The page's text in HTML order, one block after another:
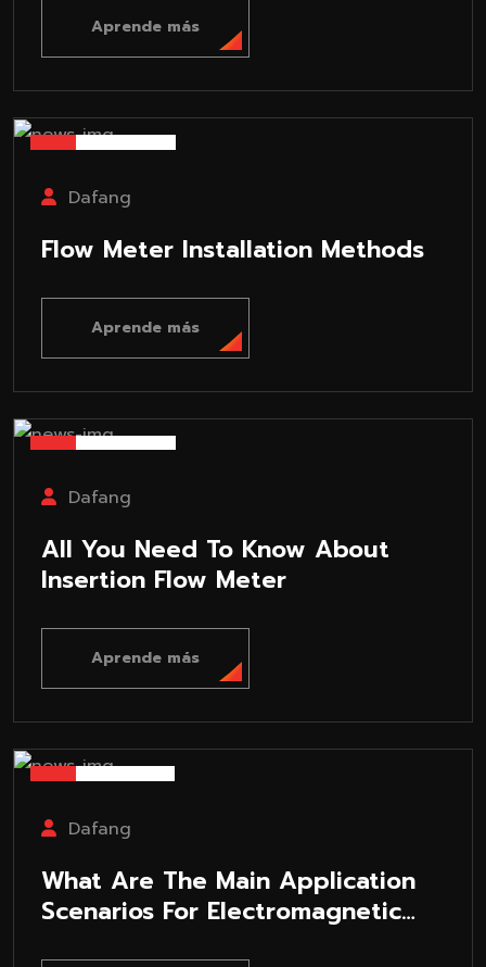
Aprende más
Dafang
Flow Meter Installation Methods
Aprende más
Dafang
All You Need To Know About
Insertion Flow Meter
Aprende más
Dafang
What Are The Main Application
Scenarios For Electromagnetic